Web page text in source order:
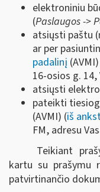
elektroniniu
(Paslaugos ->
atsiųsti paštu
ar per
padalinį
16-osios g. 14,
atsiųsti
pateikti
(AVMI) (iš
FM, adresu
Teikiant
kartu su prašymu
patvirtinančio